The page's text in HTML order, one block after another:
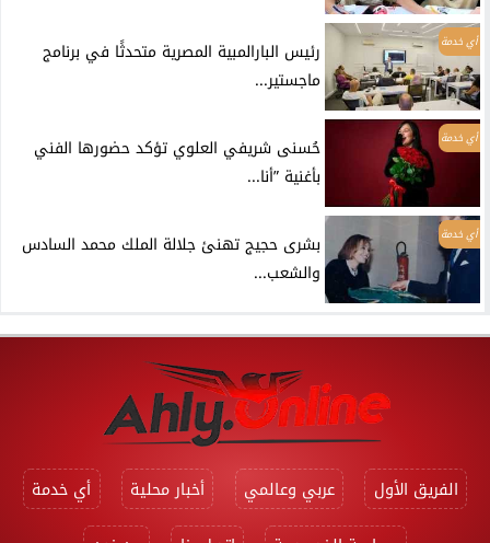
أي خدمة
رئيس البارالمبية المصرية متحدثًا في برنامج
ماجستير...
أي خدمة
حُسنى شريفي العلوي تؤكد حضورها الفني
بأغنية ”أنا...
أي خدمة
بشرى حجيج تهنئ جلالة الملك محمد السادس
والشعب...
الفريق الأول عربي وعالمي أخبار محلية
أي خدمة